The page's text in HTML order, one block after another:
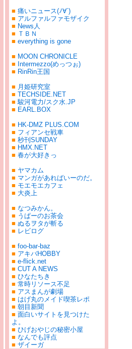
■ 痛いニュース(ﾉ∀`)
■ アルファルファモザイク
■ News人
■ ＴＢＮ
■ everything is gone
■ MOON CHRONICLE
■ Intermezzo(めっつぉ)
■ RinRin王国
■ 月姫研究室
■ TECHSIDE.NET
■駿河電力/スク水.JP
■ EARL.BOX
■ HK-DMZ PLUS.COM
■ フィアンセ戦車
■ 秒刊SUNDAY
■ HMX.NET
■ 春が大好きっ
■ ヤマカム
■ マンガがあればいーのだ。
■ モエモエカフェ
■ 大炎上
■ なつみかん。
■ うぱーのお茶会
■ ぬるヲタが斬る
■ レビログ
■ foo-bar-baz
■ アキバHOBBY
■ e-flick.net
■ CUT A NEWS
■ ひなたちき
■ 常時リソース不足
■ アスまんが劇場
■ はげ丸のメイド喫茶レポ
■ 朝目新聞
■ 面白いサイトを見つけた
よ。
■ ひげおやじの秘密小屋
■ なんでも評点
■ ザイーガ